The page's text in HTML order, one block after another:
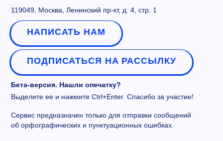
119049, Москва, Ленинский пр-кт, д. 4, стр. 1
НАПИСАТЬ НАМ
ПОДПИСАТЬСЯ НА РАССЫЛКУ
Бета-версия. Нашли опечатку?
Выделите ее и нажмите Ctrl+Enter. Спасибо за участие!
Сервис предназначен только для отправки сообщений
об орфографических и пунктуационных ошибках.